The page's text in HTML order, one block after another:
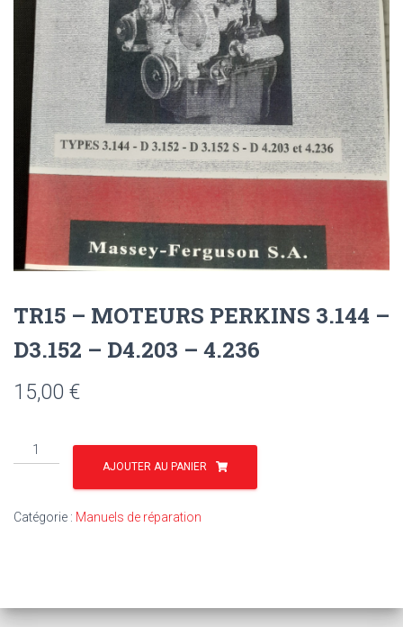
TR15 – MOTEURS PERKINS 3.144 –
D3.152 – D4.203 – 4.236
15,00 €
quantité
de
MOTEURS
AJOUTER AU PANIER
Catégorie : Manuels de réparation